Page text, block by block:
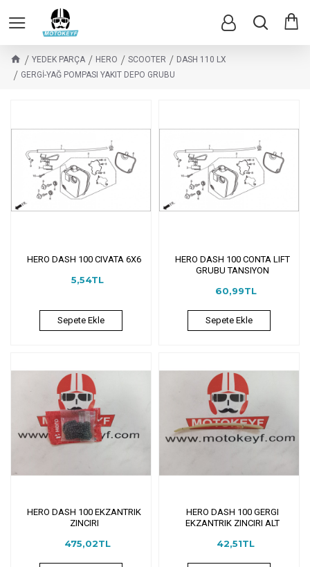
YEDEK PARÇA HERO SCOOTER
DASH 110 LX
GERGİ-YAĞ POMPASI YAKIT DEPO GRUBU
HERO DASH 100 CIVATA 6X6
5,54TL
Sepete Ekle
HERO DASH 100 CONTA LIFT
GRUBU TANSIYON
60,99TL
Sepete Ekle
HERO DASH 100 EKZANTRIK
ZINCIRI
475,02TL
HERO DASH 100 GERGI
EKZANTRIK ZINCIRI ALT
42,51TL